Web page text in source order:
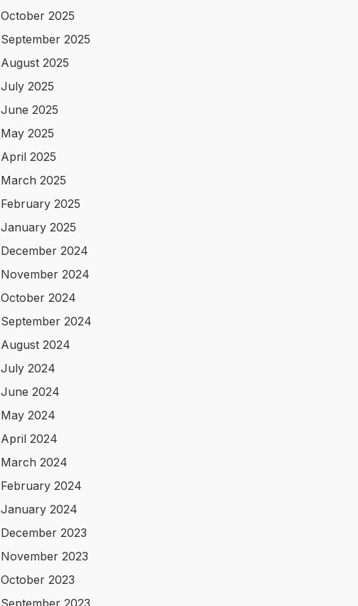
October 2025
September 2025
August 2025
July 2025
June 2025
May 2025
April 2025
March 2025
February 2025
January 2025
December 2024
November 2024
October 2024
September 2024
August 2024
July 2024
June 2024
May 2024
April 2024
March 2024
February 2024
January 2024
December 2023
November 2023
October 2023
September 2023